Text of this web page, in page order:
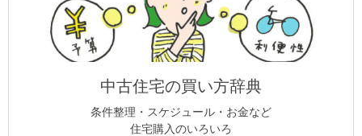
中古住宅の買い方辞典
条件整理・スケジュール・お金など
住宅購入のいろいろ